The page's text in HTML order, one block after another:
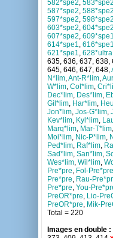
582*spe2, 583*spe2
587*spe2, 588*spe2
597*spe2, 598*spe2
603*spe2, 604*spe2
607*spe2, 609*spe1
614*spe1, 616*spe1
621*spe1, 628*ultra
635, 636, 637, 638,
645, 646, 647, 648,
N*lim,Ant-R*lim,
W*lim, Col*lim,
Dec*lim, Des*lim,
Gil*lim, Har*lim,
Jon*lim, Jos-G*lim,
Kev*lim, Kyl*lim,
Marq*lim, Mar-T*lim,
Moi*lim, Nic-P*lim,
Ped*lim, Raf*lim,
Sad*lim, San*lim,
Wes*lim, Wil*lim,
Pre*pre, Fol-Pre*pre
Pre*pre, Rau-
Pre*pre, You-
PreOR*pre, Lio-
PreOR*pre, Mik-
Total = 220
Images en double :